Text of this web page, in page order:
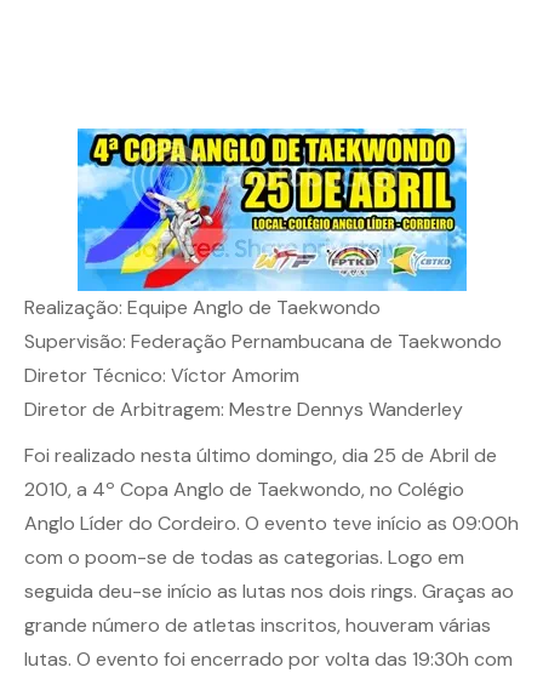
Realização: Equipe Anglo de Taekwondo
Supervisão: Federação Pernambucana de Taekwondo
Diretor Técnico: Víctor Amorim
Diretor de Arbitragem: Mestre Dennys Wanderley
Foi realizado nesta último domingo, dia 25 de Abril de
2010, a 4º Copa Anglo de Taekwondo, no Colégio
Anglo Líder do Cordeiro. O evento teve início as 09:00h
com o poom-se de todas as categorias. Logo em
seguida deu-se início as lutas nos dois rings. Graças ao
grande número de atletas inscritos, houveram várias
lutas. O evento foi encerrado por volta das 19:30h com